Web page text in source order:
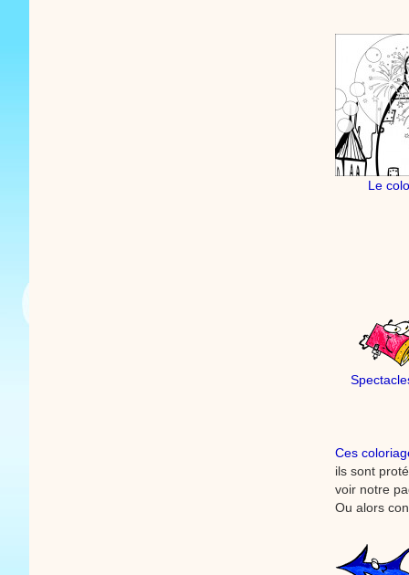
Le
Ces
ils sont
voir notre
Ou alors